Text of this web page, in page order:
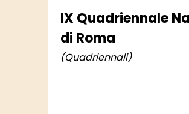
IX Quadriennale
di Roma
(Quadriennali)